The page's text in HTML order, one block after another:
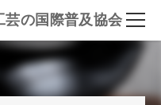
の国際普及協会